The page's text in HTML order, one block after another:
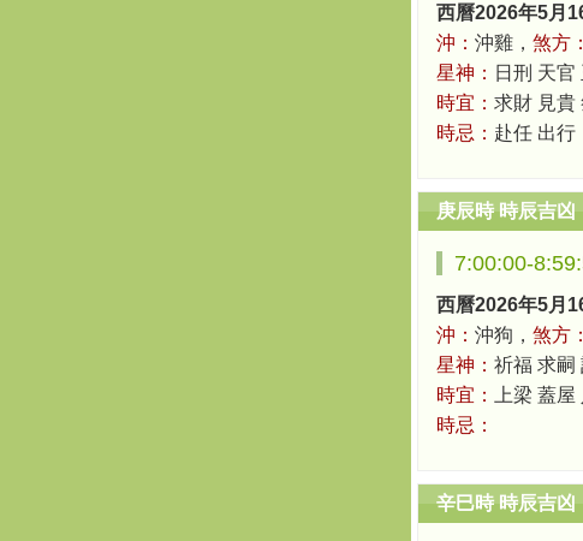
西曆2026年5月
沖： 沖雞， 煞方：
星神： 日刑 天官
時宜： 求財 見貴
時忌： 赴任 出行
庚辰時 時辰吉凶
7:00:00-
西曆2026年5月
沖： 沖狗， 煞方：
星神： 祈福 求嗣
時宜：
上梁 蓋屋
時忌：
辛巳時 時辰吉凶